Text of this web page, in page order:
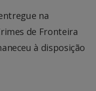
na
de Fronteira
à disposição